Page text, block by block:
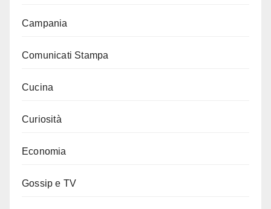
Campania
Comunicati Stampa
Cucina
Curiosità
Economia
Gossip e TV